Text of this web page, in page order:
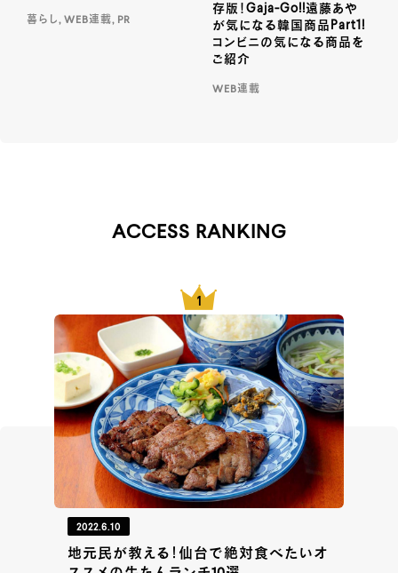
暮らし, WEB連載, PR
存版！Gaja-Go!!遠藤あや
が気になる韓国商品Part1!
コンビニの気になる商品を
ご紹介
WEB連載
ACCESS RANKING
2022.6.10
地元民が教える！仙台で絶対食べたいオ